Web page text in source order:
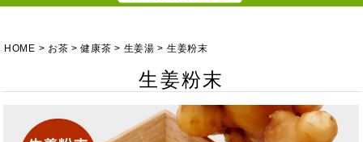
HOME お茶 健康茶 生姜湯 生姜粉末
生姜粉末